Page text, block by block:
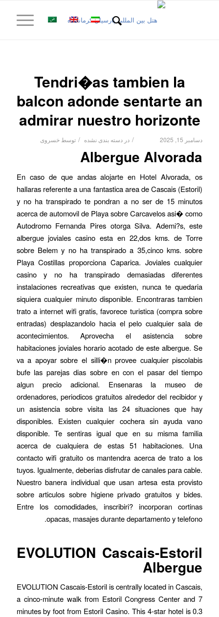
Tendri�as tambien la
balcon adonde sentarte an
admirar nuestro horizonte
دسامبر 15, 2025 / در دسته بندی نشده / توسط خسروی
Albergue Alvorada
En caso de que andas alojarte en Hotel Alvorada, os
hallaras referente a una fantastica area de Cascais (Estoril)
y no ha transpirado te pondran a no ser de 15 minutos
acerca de automovil de Playa sobre Carcavelos asi� como
Autodromo Fernanda Pires otorga Silva. Ademi?s, este
albergue joviales casino esta en 22,dos kms. de Torre
sobre Belem y no ha transpirado a 35,cinco kms. sobre
Playa Costillas proporciona Caparica. Joviales cualquier
casino y no ha transpirado demasiadas diferentes
instalaciones recreativas que existen, nunca te quedaria
siquiera cualquier minuto disponible. Encontraras tambien
trato a internet wifi gratis, favorece turistica (compra sobre
entradas) desplazandolo hacia el pelo cualquier sala de
acontecimientos. Aprovecha el asistencia sobre
habitaciones joviales horario acotado de este albergue. Se
va a apoyar sobre el silli�n provee cualquier piscolabis
bufe las parejas dias sobre en con el pasar del tiempo
algun precio adicional. Ensenaras la museo de
ordenadores, periodicos gratuitos alrededor del recibidor y
un asistencia sobre visita las 24 situaciones que hay
disponibles. Existen cualquier cochera sin ayuda vano
disponible. Te sentiras igual que en su misma familia
acerca de cualquiera de estas 51 habitaciones. Una
contacto wifi gratuito os mantendra acerca de trato a los
tuyos. Igualmente, deberias disfrutar de canales para cable.
Nuestro banera individual que usan artesa esta provisto
sobre articulos sobre higiene privado gratuitos y bides.
Entre los comodidades, inscribiri? incorporan cortinas
opacas, masajes durante departamento y telefono.
EVOLUTION Cascais-Estoril
Albergue
EVOLUTION Cascais-Estoril is centrally located in Cascais,
a cinco-minute walk from Estoril Congress Center and 7
minutes by foot from Estoril Casino. This 4-star hotel is 0.3